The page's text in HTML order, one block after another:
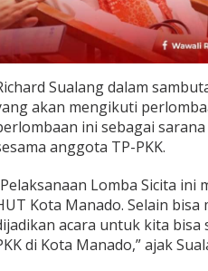
Sualang dalam
akan mengikuti
ini sebagai
anggota TP-PKK.
Lomba Sicita ini
Kota Manado. Selain
acara untuk kita bisa
di Kota Manado,” ajak